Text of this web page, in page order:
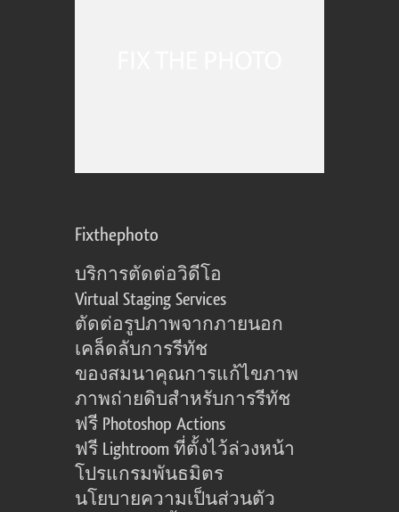
Fixthephoto
บริการตัดต่อวิดีโอ
Virtual Staging Services
ตัดต่อรูปภาพจากภายนอก
เคล็ดลับการรีทัช
ของสมนาคุณการแก้ไขภาพ
ภาพถ่ายดิบสำหรับการรีทัช
ฟรี Photoshop Actions
ฟรี Lightroom ที่ตั้งไว้ล่วงหน้า
โปรแกรมพันธมิตร
นโยบายความเป็นส่วนตัว